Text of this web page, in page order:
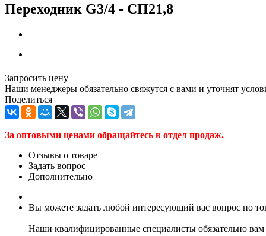
Переходник G3/4 - СП21,8
Запросить цену
Наши менеджеры обязательно свяжутся с вами и уточнят
Поделиться
За оптовыми ценами обращайтесь в отдел продаж.
Отзывы о товаре
Задать вопрос
Дополнительно
Вы можете задать любой интересующий вас вопрос по
Наши квалифицированные специалисты обязательно вам